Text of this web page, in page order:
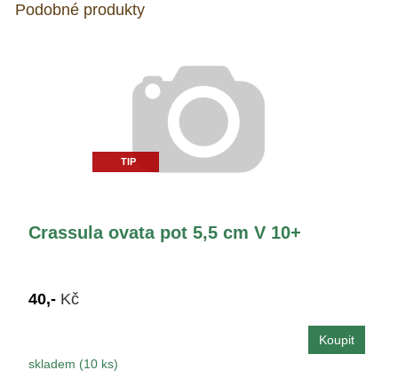
Podobné produkty
TIP
Crassula ovata pot 5,5 cm V 10+
40,- Kč
skladem (10 ks)